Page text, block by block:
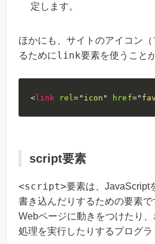
定します。
ほかにも、サイトのアイコン
るためにlink要素を使うこと
<link rel= " icon " href="
script要素
<script>要素は、JavaScript
書き込んだりするための要素で
Webページに動きをつけたり
処理を実行したりするプログラ